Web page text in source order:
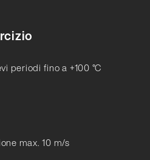
periodi fino a +100 °C
max. 10 m/s